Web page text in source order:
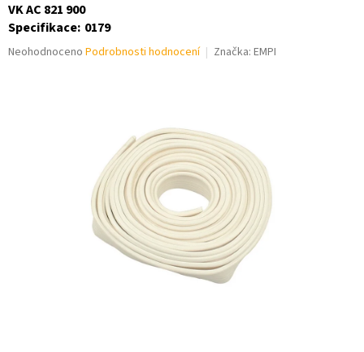
VK AC 821 900
Specifikace: 0179
Průměrné
Neohodnoceno Podrobnosti hodnocení Značka: EMPI